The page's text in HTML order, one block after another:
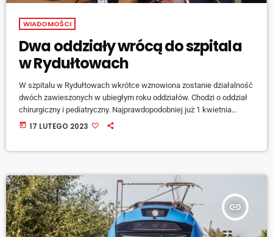
WIADOMOŚCI
Dwa oddziały wrócą do szpitala
w Rydułtowach
W szpitalu w Rydułtowach wkrótce wznowiona zostanie działalność
dwóch zawieszonych w ubiegłym roku oddziałów. Chodzi o oddział
chirurgiczny i pediatryczny. Najprawdopodobniej już 1 kwietnia
uruchomiona zostanie pediatria. Mówi Dyrektor szpitala w
większości oddziałów szpitalnych z Rydułtów do Wodzisławia.
Przyszłość rydułtowskiego szpitala dyrekcja i władze […]
today 17 LUTEGO 2023
insert_link